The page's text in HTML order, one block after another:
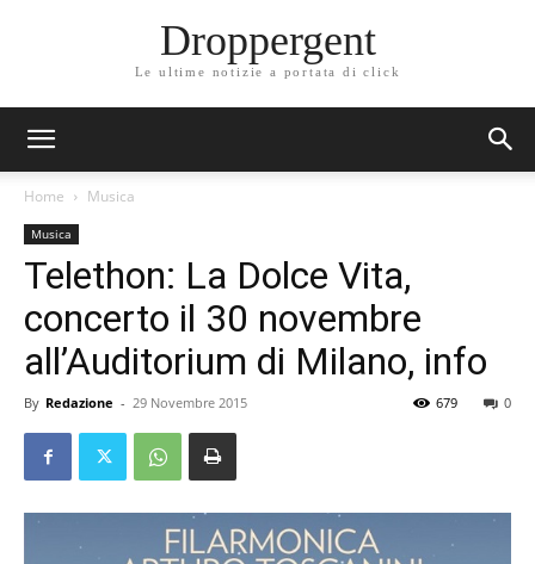
Droppergent
Le ultime notizie a portata di click
Home Musica
Musica
Telethon: La Dolce Vita,
concerto il 30 novembre
all’Auditorium di Milano, info
By Redazione - 29 Novembre 2015 0
679